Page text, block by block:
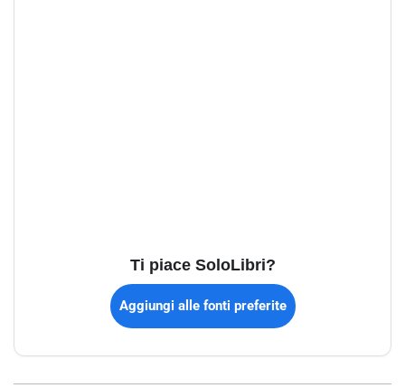
Ti piace SoloLibri?
Aggiungi alle fonti preferite